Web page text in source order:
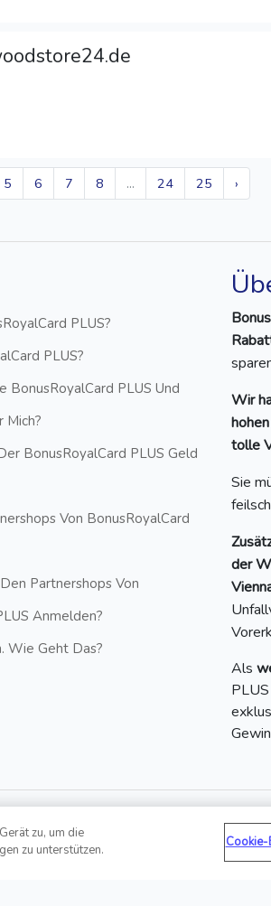
5 6 7 8 ... 24 25 ›
PLUS?
PLUS?
BonusRoyalCard PLUS Und
Mich?
BonusRoyalCard PLUS Geld
Von BonusRoyalCard
Partnershops Von
Anmelden?
Wie Geht Das?
Wir
tolle
Sie
der
Als
zu, um die
zu unterstützen.